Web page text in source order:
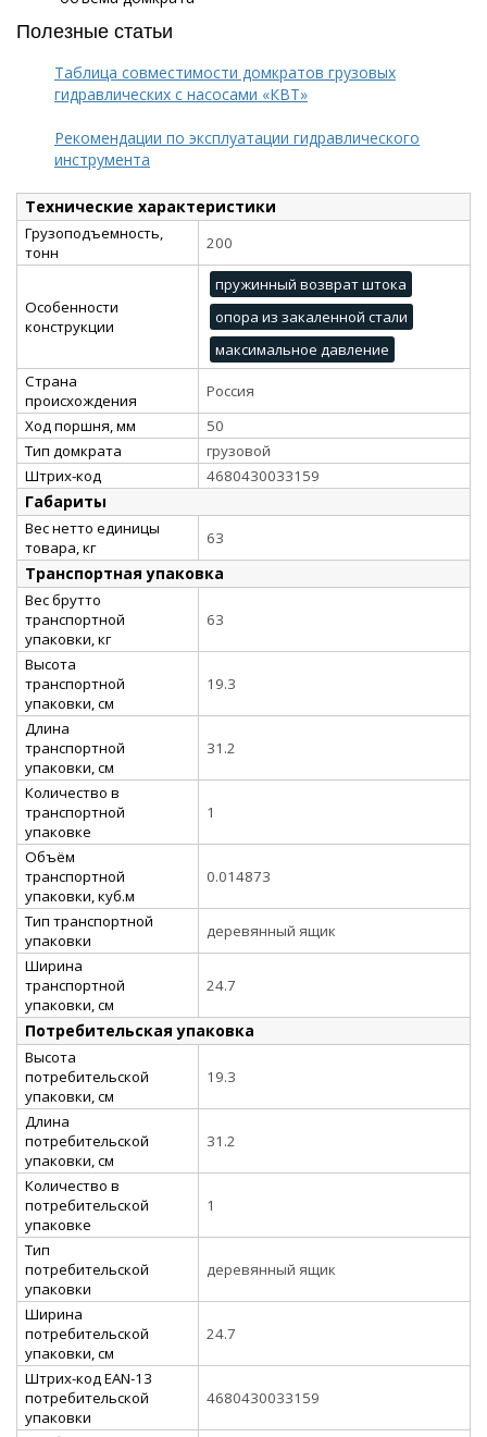
Полезные статьи
Таблица совместимости домкратов грузовых
гидравлических с насосами «КВТ»
Рекомендации по эксплуатации гидравлического
инструмента
Технические характеристики
Грузоподъемность,
тонн
200
Особенности
конструкции
пружинный возврат штока
опора из закаленной стали
максимальное давление
Страна
происхождения
Россия
Ход поршня, мм
50
Тип домкрата
грузовой
Штрих-код
4680430033159
Габариты
Вес нетто единицы
товара, кг
63
Транспортная упаковка
Вес брутто
транспортной
упаковки, кг
63
Высота
транспортной
упаковки, см
19.3
Длина
транспортной
упаковки, см
31.2
Количество в
транспортной
упаковке
1
Объём
транспортной
упаковки, куб.м
0.014873
Тип транспортной
упаковки
деревянный ящик
Ширина
транспортной
упаковки, см
24.7
Потребительская упаковка
Высота
потребительской
упаковки, см
19.3
Длина
потребительской
упаковки, см
31.2
Количество в
потребительской
упаковке
1
Тип
потребительской
упаковки
деревянный ящик
Ширина
потребительской
упаковки, см
24.7
Штрих-код EAN-13
потребительской
упаковки
4680430033159